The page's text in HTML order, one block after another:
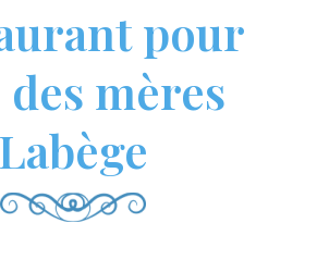
pour
mères
Labège